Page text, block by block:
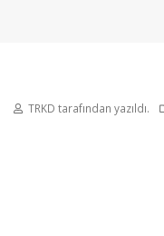
TRKD tarafından yazıldı.